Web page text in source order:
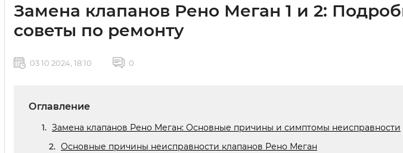
Замена клапанов Рено Меган 1 и 2:
советы по ремонту
03 10 2024, 18:10 0
Оглавление
Замена клапанов Рено Меган: Основные причины и симптомы неисправности
Основные причины неисправности клапанов Рено Меган